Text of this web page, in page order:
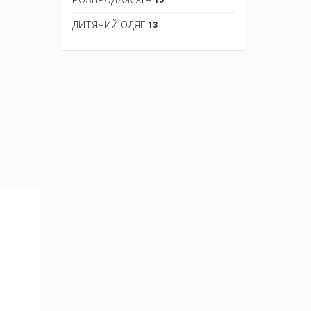
ДИТЯЧИЙ ОДЯГ 13